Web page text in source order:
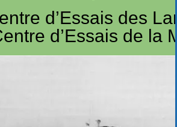
d’Essais des
d’Essais de la